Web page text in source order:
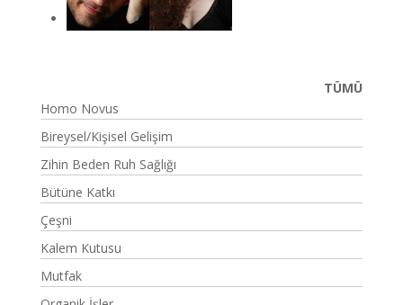
TÜMÜ
Homo Novus
Bireysel/Kişisel Gelişim
Zihin Beden Ruh Sağlığı
Bütüne Katkı
Çeşni
Kalem Kutusu
Mutfak